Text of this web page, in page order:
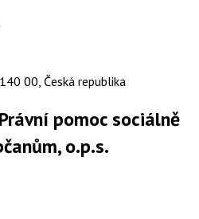
00, Česká republika
pomoc sociálně
o.p.s.